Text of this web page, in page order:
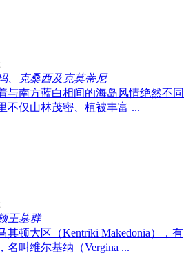
、克桑西及克莫蒂尼
与南方蓝白相间的海岛风情绝然不同
不仅山林茂密、植被丰富 ...
王墓群
其顿大区（Kentriki Makedonia），有
名叫维尔基纳（Vergina ...